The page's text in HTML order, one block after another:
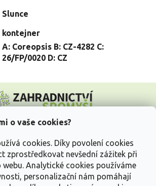
o vaše cookies?
cookies. Díky povolení cookies
zprostředkovat nevšední zážitek při
webu. Analytické cookies používáme
personalizační nám pomáhají
Slunce
kontejner
A: Coreopsis B: CZ-4282 C:
26/FP/0020 D: CZ